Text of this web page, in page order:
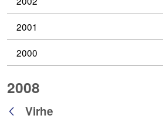
2001
2000
2008
Virhe